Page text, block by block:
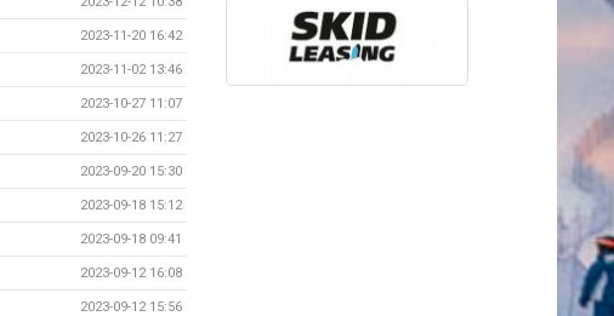
2023-11-20 16:42
2023-11-02 13:46
2023-10-27 11:07
2023-10-26 11:27
2023-09-20 15:30
2023-09-18 15:12
2023-09-18 09:41
2023-09-12 16:08
2023-09-12 15:56